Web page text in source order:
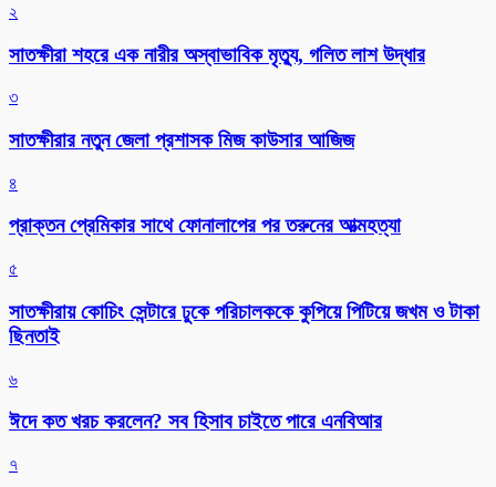
২
সাতক্ষীরা শহরে এক নারীর অস্বাভাবিক মৃত্যু, গলিত লাশ উদ্ধার
৩
সাতক্ষীরার নতুন জেলা প্রশাসক মিজ কাউসার আজিজ
৪
প্রাক্তন প্রেমিকার সাথে ফোনালাপের পর তরুনের আত্মহত্যা
৫
সাতক্ষীরায় কোচিং সেন্টারে ঢুকে পরিচালককে কুপিয়ে পিটিয়ে জখম ও টাকা
ছিনতাই
৬
ঈদে কত খরচ করলেন? সব হিসাব চাইতে পারে এনবিআর
৭